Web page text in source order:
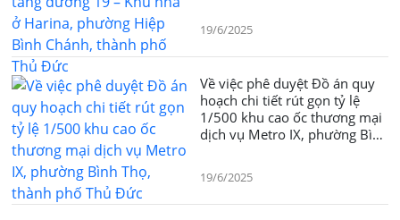
19/6/2025
Về việc phê duyệt Đồ án quy
hoạch chi tiết rút gọn tỷ lệ
1/500 khu cao ốc thương mại
dịch vụ Metro IX, phường Bình
19/6/2025